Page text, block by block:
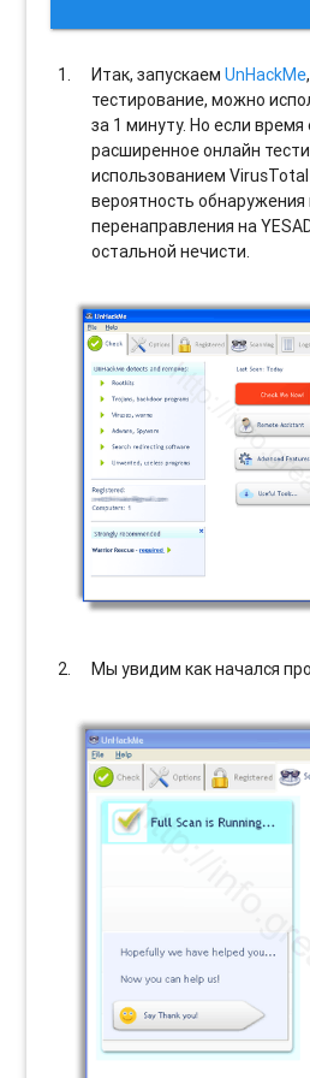
Итак, запускаемUnHackMe
тестирование, можно
за 1 минуту. Но если
расширенное онлайн
использованием
вероятность обнаружения
перенаправления на
остальной нечисти.
Мы увидим как начался